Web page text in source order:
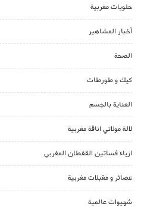
حلويات مغربية
أخبار المشاهير
الصحة
كيك و طورطات
العناية بالجسم
لالة مولاتي اناقة مغربية
ازياء فساتين القفطان المغربي
عصائر و مقبلات مغربية
شهيوات عالمية